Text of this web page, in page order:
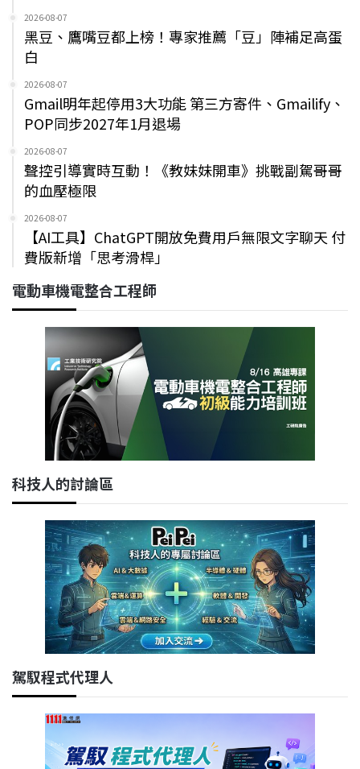
2026-08-07
黑豆、鷹嘴豆都上榜！專家推薦「豆」陣補足高蛋
白
2026-08-07
Gmail明年起停用3大功能 第三方寄件、Gmailify、
POP同步2027年1月退場
2026-08-07
聲控引導實時互動！《教妹妹開車》挑戰副駕哥哥
的血壓極限
2026-08-07
【AI工具】ChatGPT開放免費用戶無限文字聊天 付
費版新增「思考滑桿」
電動車機電整合工程師
科技人的討論區
駕馭程式代理人